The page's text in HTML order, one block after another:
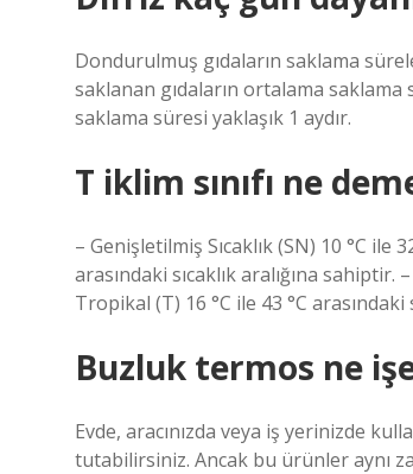
Dondurulmuş gıdaların saklama
saklanan gıdaların ortalama saklama
saklama süresi yaklaşık 1 aydır.
T iklim sınıfı ne
– Genişletilmiş Sıcaklık (SN) 10 °C ile
arasındaki sıcaklık aralığına sahiptir.
Tropikal (T) 16 °C ile 43 °C arasındaki
Buzluk termos ne
Evde, aracınızda veya iş yerinizde
tutabilirsiniz. Ancak bu ürünler aynı